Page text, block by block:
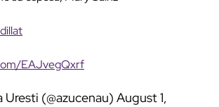
EAJvegQxrf
Uresti (@azucenau) August 1,